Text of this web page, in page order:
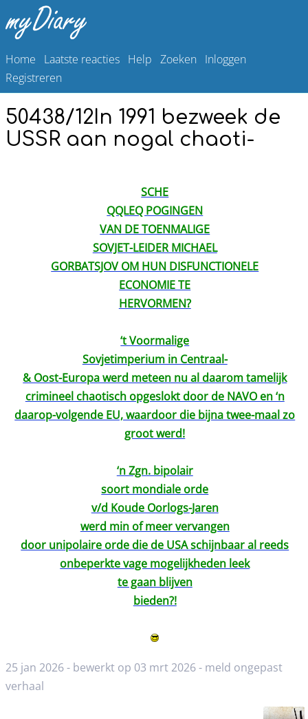
Home Laatste reacties Help Zoeken Inloggen
Registreren
50438/12In 1991 bezweek de
USSR aan nogal chaoti-
SCHE
QQLEQ POGINGEN
VAN DE TOENMALIGE
SOVJET-LEIDER MICHAEL
GORBATSJOV OM HUN DISFUNCTIONELE
ECONOMIE TE
HERVORMEN?
‘t Voormalige
Sovjetimperium in Centraal-
& Oost-Europa werd meteen nu al daarom tamelijk
crimineel chaotisch opgeslokt door de NAVO en ‘n
daarop-volgende EU, waardoor die bijna twee-maal zo
groot werd!
‘n Zgn. bipolair
soort mondiale orde
v/d Koude Oorlogs-Jaren
werd min of meer vervangen
door unipolaire orde die de USA schijnbaar al reeds
onbeperkte vage mogelijkheden leek
te gaan blijven
bieden?!
25 jan 2026 - bewerkt op 03 mrt 2026 - meld ongepast
verhaal